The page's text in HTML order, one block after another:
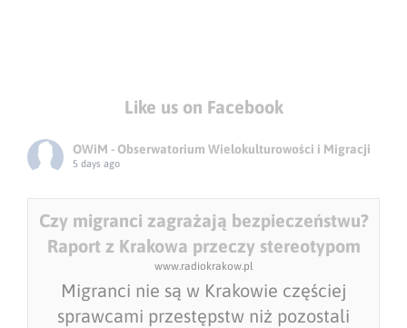
Like us on Facebook
OWiM - Obserwatorium Wielokulturowości i Migracji
5 days ago
Czy migranci zagrażają bezpieczeństwu?
Raport z Krakowa przeczy stereotypom
www.radiokrakow.pl
Migranci nie są w Krakowie częściej
sprawcami przestępstw niż pozostali